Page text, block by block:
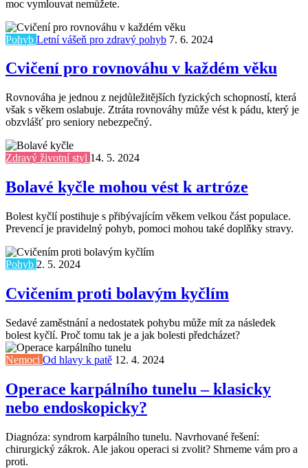
moc vymlouvat nemůžete.
Pohyb Letní vášeň pro zdravý pohyb 7. 6. 2024
Cvičení pro rovnováhu v každém věku
Rovnováha je jednou z nejdůležitějších fyzických schopností, která
však s věkem oslabuje. Ztráta rovnováhy může vést k pádu, který je
obzvlášť pro seniory nebezpečný.
Zdravý životní styl 14. 5. 2024
Bolavé kyčle mohou vést k artróze
Bolest kyčlí postihuje s přibývajícím věkem velkou část populace.
Prevencí je pravidelný pohyb, pomoci mohou také doplňky stravy.
Pohyb 2. 5. 2024
Cvičením proti bolavým kyčlím
Sedavé zaměstnání a nedostatek pohybu může mít za následek
bolest kyčlí. Proč tomu tak je a jak bolesti předcházet?
Nemoci Od hlavy k patě 12. 4. 2024
Operace karpálního tunelu – klasicky
nebo endoskopicky?
Diagnóza: syndrom karpálního tunelu. Navrhované řešení:
chirurgický zákrok. Ale jakou operaci si zvolit? Shrneme vám pro a
proti.